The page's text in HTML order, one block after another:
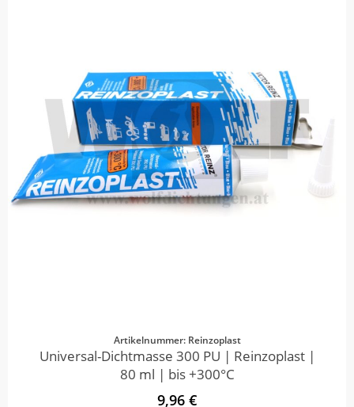
Artikelnummer: Reinzoplast
Universal-Dichtmasse 300 PU | Reinzoplast |
80 ml | bis +300°C
9,96 €